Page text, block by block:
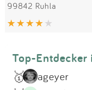
99842 Ruhla
Top-Entdecker
🥇 ageyer